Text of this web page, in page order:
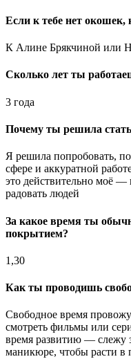
Если к тебе нет окошек,
К Алине Брякчиной или
Сколько лет ты
3 года
Почему ты решила
Я решила попробовать,
сфере и аккуратной
это действительно моё —
радовать людей
За какое время ты
покрытием?
1,30
Как ты проводишь
Свободное время
смотреть фильмы или
время развитию — слежу
маникюре, чтобы расти в